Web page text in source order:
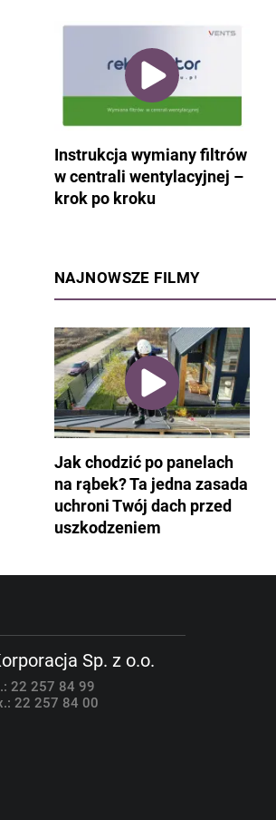
Instrukcja wymiany filtrów
w centrali wentylacyjnej –
krok po kroku
NAJNOWSZE FILMY
Jak chodzić po panelach
na rąbek? Ta jedna zasada
uchroni Twój dach przed
uszkodzeniem
Sp. z o.o.
22 257 84 99
22 257 84 00